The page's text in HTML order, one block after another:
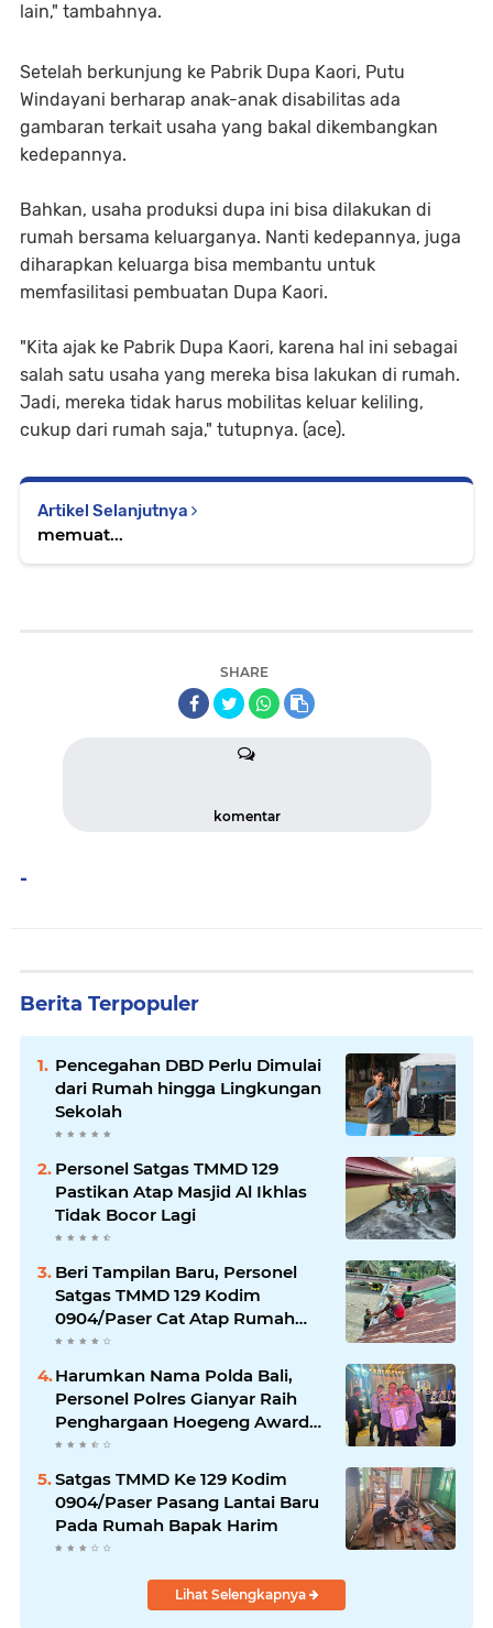
lain," tambahnya.
Setelah berkunjung ke Pabrik Dupa Kaori, Putu
Windayani berharap anak-anak disabilitas ada
gambaran terkait usaha yang bakal dikembangkan
kedepannya.
Bahkan, usaha produksi dupa ini bisa dilakukan di
rumah bersama keluarganya. Nanti kedepannya, juga
diharapkan keluarga bisa membantu untuk
memfasilitasi pembuatan Dupa Kaori.
"Kita ajak ke Pabrik Dupa Kaori, karena hal ini sebagai
salah satu usaha yang mereka bisa lakukan di rumah.
Jadi, mereka tidak harus mobilitas keluar keliling,
cukup dari rumah saja," tutupnya. (ace).
Artikel Selanjutnya
memuat...
SHARE
komentar
-
Berita Terpopuler
Pencegahan DBD Perlu Dimulai
dari Rumah hingga Lingkungan
Sekolah
Personel Satgas TMMD 129
Pastikan Atap Masjid Al Ikhlas
Tidak Bocor Lagi
Beri Tampilan Baru, Personel
Satgas TMMD 129 Kodim
0904/Paser Cat Atap Rumah
Marbot
Harumkan Nama Polda Bali,
Personel Polres Gianyar Raih
Penghargaan Hoegeng Awards
2026
Satgas TMMD Ke 129 Kodim
0904/Paser Pasang Lantai Baru
Pada Rumah Bapak Harim
Lihat Selengkapnya